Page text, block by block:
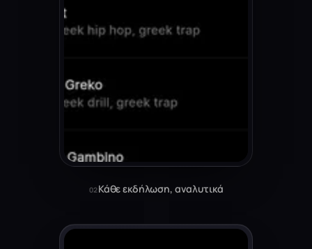
02Κάθε εκδήλωση, αναλυτικά